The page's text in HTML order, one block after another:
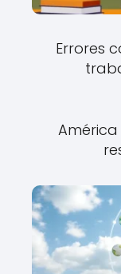
Errores